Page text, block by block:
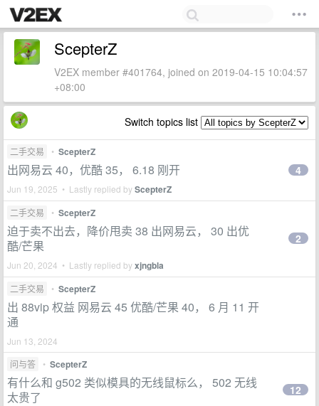
ScepterZ
V2EX member #401764, joined on 2019-04-15 10:04:57
+08:00
Switch topics list
二手交易 • ScepterZ
出网易云 40，优酷 35， 6.18 刚开
Jun 19, 2025 • Lastly replied byScepterZ
4
二手交易 • ScepterZ
迫于卖不出去，降价甩卖 38 出网易云， 30 出优
酷/芒果
Jun 20, 2024 • Lastly replied byxjngbla
2
二手交易 • ScepterZ
出 88vip 权益 网易云 45 优酷/芒果 40， 6 月 11 开
通
Jun 13, 2024
问与答
• ScepterZ
有什么和 g502 类似模具的无线鼠标么， 502 无线
太贵了
12